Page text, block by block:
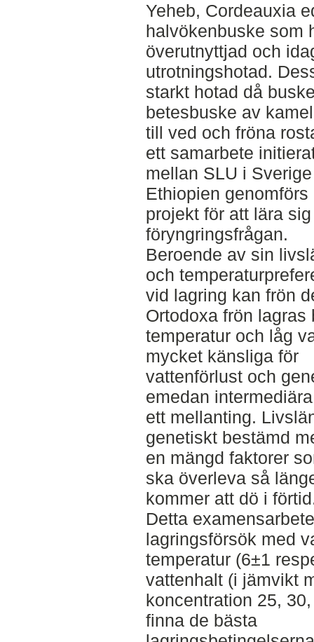
Yeheb, Cordeauxia
halvökenbuske som
överutnyttjad och
utrotningshotad.
starkt hotad då
betesbuske av
till ved och fröna
ett samarbete
mellan SLU i
Ethiopien genomförs
projekt för att lära
föryngringsfrågan.
Beroende av sin
och
vid lagring kan frön
Ortodoxa frön lagras
temperatur och låg
mycket känsliga för
vattenförlust och
emedan
ett mellanting.
genetiskt bestämd
en mängd faktorer
ska överleva så
kommer att dö i
Detta
lagringsförsök med
temperatur (6±1
vattenhalt (i jämvikt
koncentration 25,
finna de bästa